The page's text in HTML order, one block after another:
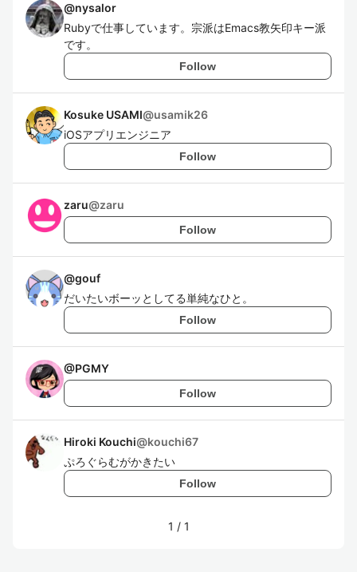
@nysalor
Rubyで仕事しています。宗派はEmacs教矢印キー派
です。
Follow
Kosuke USAMI@usamik26
iOSアプリエンジニア
Follow
zaru@zaru
Follow
@gouf
だいたいボーッとしてる単純なひと。
Follow
@PGMY
Follow
Hiroki Kouchi@kouchi67
ぷろぐらむがかきたい
Follow
1 / 1